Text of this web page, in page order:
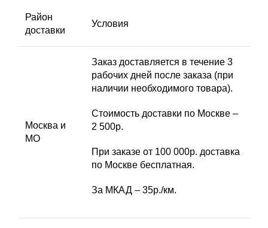
Район
доставки
Условия
Москва и
МО
Заказ доставляется в течение 3
рабочих дней после заказа (при
наличии необходимого товара).
Стоимость доставки по Москве –
2 500р.
При заказе от 100 000р. доставка
по Москве бесплатная.
За МКАД – 35р./км.